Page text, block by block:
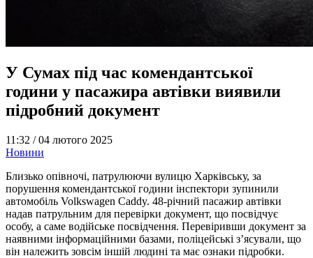
У Сумах під час комендантської
години у пасажира автівки виявили
підробний документ
11:32 /04 лютого 2025
Новини
Близько опівночі, патрулюючи вулицю Харківську, за
порушення комендантської години інспектори зупинили
автомобіль Volkswagen Caddy. 48-річний пасажир автівки
надав патрульним для перевірки документ, що посвідчує
особу, а саме водійське посвідчення. Перевіривши документ за
наявними інформаційними базами, поліцейські з’ясували, що
він належить зовсім іншій людині та має ознаки підробки.